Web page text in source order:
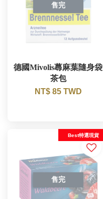
售完
德國Mivolis蕁麻葉隨身袋
茶包
NT$ 85 TWD
售完
Best特選現貨